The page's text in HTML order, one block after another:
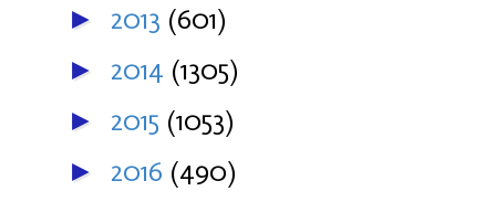
► 2013 (601)
► 2014 (1305)
► 2015 (1053)
► 2016 (490)